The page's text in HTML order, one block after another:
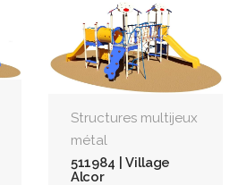
Structures multijeux
métal
511984 | Village
Alcor